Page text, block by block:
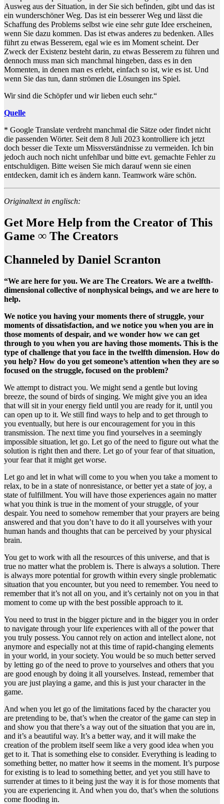
Ausweg aus der Situation, in der Sie sich befinden, gibt und das ist
ein wunderschöner Weg. Das ist ein besserer Weg und lässt die
Schaffung des Problems selbst wie eine sehr gute Idee erscheinen,
wenn Sie dazu kommen. Das ist etwas anderes zu bedenken. Alles
führt zu etwas Besserem, egal wie es im Moment scheint. Der
Zweck der Existenz besteht darin, zu etwas Besserem zu führen und
dennoch muss man sich manchmal hingeben, dass es in den
Momenten, in denen man es erlebt, einfach so ist, wie es ist. Und
wenn Sie das tun, dann strömen die Lösungen ins Spiel.
Wir sind die Schöpfer und wir lieben euch sehr.“
Quelle
* Google Translate verdreht manchmal die Sätze oder findet nicht
die passenden Wörter. Seit dem 8 Juli 2023 kontrolliere ich jetzt
doch besser die Texte um Missverständnisse zu vermeiden. Ich bin
jedoch auch noch nicht unfehlbar und bitte evt. gemachte Fehler zu
entschuldigen. Bitte weisen Sie mich darauf wenn sie einen
entdecken, damit ich es ändern kann. Teamwork wäre schön.
Originaltext in englisch:
Get More Help from the Creator of This
Game ∞ The Creators
Channeled by Daniel Scranton
“We are here for you. We are The Creators. We are a twelfth-
dimensional collective of nonphysical beings, and we are here to
help.
We notice you having your moments there of struggle, your
moments of dissatisfaction, and we notice you when you are in
those moments of despair, and we wonder how we can get
through to you when you are having those moments. This is the
type of challenge that you face in the twelfth dimension. How do
you help? How do you get someone’s attention when they are so
focused on the struggle, focused on the problem?
We attempt to distract you. We might send a gentle but loving
breeze, the sound of birds of singing. We might give you an idea
that will sit in your energy field until you are ready for it, until you
can open up to it. We still find ways to help and to get through to
you eventually, but here is our encouragement for you in this
transmission. The next time you find yourselves in a seemingly
impossible situation, let go. Let go of the need to figure out what the
solution is right then and there. Let go of your fear of that situation,
your fear that it might get worse.
Let go and let in what will come to you when you take a moment to
relax, to be in a state of nonresistance, or better yet a state of joy, a
state of fulfillment. You will have those experiences again no matter
what you think is true in the moment of your struggle, of your
despair. You need to somehow remember that your prayers are being
answered and that you don’t have to do it all yourselves with your
human hands and thoughts that can be perceived by your physical
brain.
You get to work with all the resources of this universe, and that is
true no matter what the problem is. There is always a solution. There
is always more potential for growth within every single problematic
situation that you encounter, but you need to remember. You need to
remember that it’s not all on you, and it’s certainly not on you in that
moment to come up with the best possible approach to it.
You need to trust in the bigger picture and in the bigger you in order
to navigate through your life experiences with all of the power that
you truly possess. You cannot rely on action and intellect alone, not
anymore and especially not at this time of rapid-changing elements
in your world, in your society. You would be so much better served
by letting go of the need to prove to yourselves and others that you
are good enough by doing it all yourselves. Instead, remember that
you are just playing a game, and this is just your character in the
game.
And when you let go of the limitations faced by the character you
are pretending to be, that’s when the creator of the game can step in
and show you that there’s a way out of the situation that you are in,
and it’s a beautiful way. It’s a better way, and it will make the
creation of the problem itself seem like a very good idea when you
get to it. That is something else to consider. Everything is leading to
something better, no matter how it seems in the moment. It’s purpose
for existing is to lead to something better, and yet you still have to
surrender at times to it being just the way it is for those moments that
you are experiencing it. And when you do, that’s when the solutions
come flooding in.